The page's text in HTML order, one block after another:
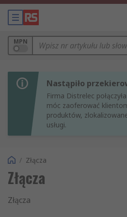
MPN
Nastąpiło
Firma Distrelec
móc zaoferować
produktów,
usługi.
/ Złącza
Złącza
Złącza